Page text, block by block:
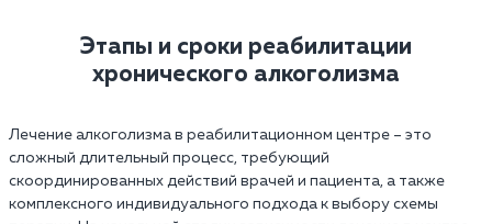
Этапы и сроки реабилитации
хронического алкоголизма
Лечение алкоголизма в реабилитационном центре – это
сложный длительный процесс, требующий
скоординированных действий врачей и пациента, а также
комплексного индивидуального подхода к выбору схемы